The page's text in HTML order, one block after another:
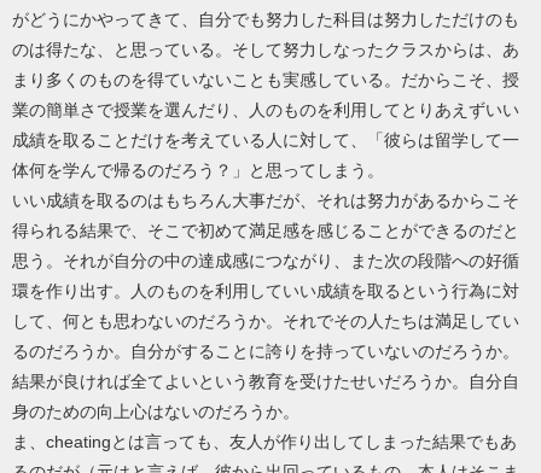
がどうにかやってきて、自分でも努力した科目は努力しただけのも
のは得たな、と思っている。そして努力しなったクラスからは、あ
まり多くのものを得ていないことも実感している。だからこそ、授
業の簡単さで授業を選んだり、人のものを利用してとりあえずいい
成績を取ることだけを考えている人に対して、「彼らは留学して一
体何を学んで帰るのだろう？」と思ってしまう。
いい成績を取るのはもちろん大事だが、それは努力があるからこそ
得られる結果で、そこで初めて満足感を感じることができるのだと
思う。それが自分の中の達成感につながり、また次の段階への好循
環を作り出す。人のものを利用していい成績を取るという行為に対
して、何とも思わないのだろうか。それでその人たちは満足してい
るのだろうか。自分がすることに誇りを持っていないのだろうか。
結果が良ければ全てよいという教育を受けたせいだろうか。自分自
身のための向上心はないのだろうか。
ま、cheatingとは言っても、友人が作り出してしまった結果でもあ